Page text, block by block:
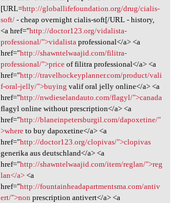
[URL=http://globallifefoundation.org/drug/cialis-
soft/- cheap overnight cialis-soft[/URL - history,
<a href="http://doctor123.org/vidalista-
professional/">vidalista professional</a> <a
href="http://shawntelwaajid.com/filitra-
professional/">priceof filitra professional</a> <a
href="http://travelhockeyplanner.com/product/vali
f-oral-jelly/">buying valif oral jelly online</a> <a
href="http://nwdieselandauto.com/flagyl/">canada
flagyl online without prescription</a> <a
href="http://blaneinpetersburgil.com/dapoxetine/"
>whereto buy dapoxetine</a> <a
href="http://doctor123.org/clopivas/">clopivas
generika aus deutschland</a> <a
href="http://shawntelwaajid.com/item/reglan/">reg
lan</a><a
href="http://fountainheadapartmentsma.com/antiv
ert/">non prescription antivert</a> <a